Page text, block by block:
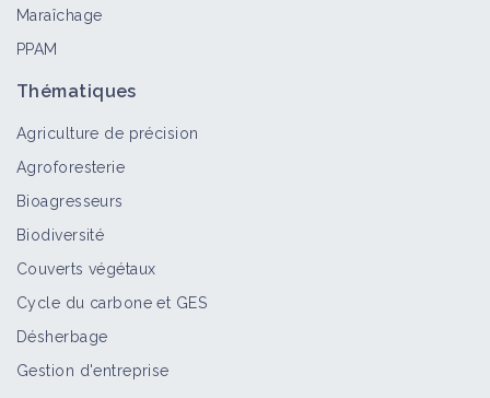
Maraîchage
PPAM
Thématiques
Agriculture de précision
Agroforesterie
Bioagresseurs
Biodiversité
Couverts végétaux
Cycle du carbone et GES
Désherbage
Gestion d'entreprise